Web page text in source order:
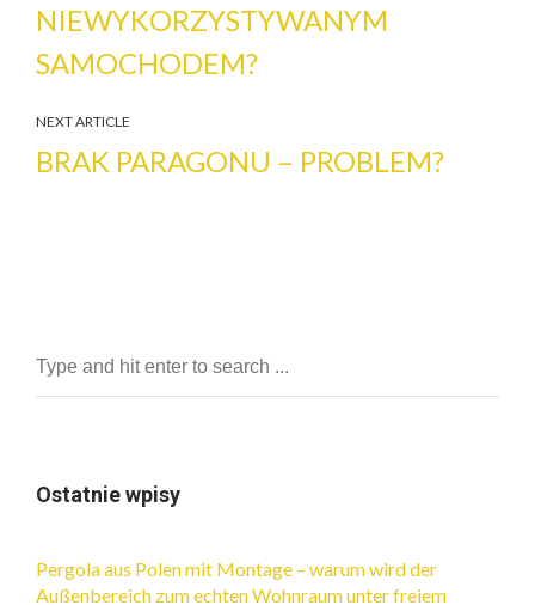
NIEWYKORZYSTYWANYM
SAMOCHODEM?
NEXT ARTICLE
BRAK PARAGONU – PROBLEM?
Ostatnie wpisy
Pergola aus Polen mit Montage – warum wird der
Außenbereich zum echten Wohnraum unter freiem